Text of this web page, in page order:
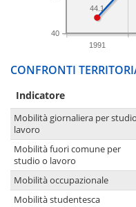
1991
40
44.1
CONFRONTI
Indicatore
Mobilità giornaliera per
lavoro
Mobilità fuori comune per
studio o lavoro
Mobilità occupazionale
Mobilità studentesca